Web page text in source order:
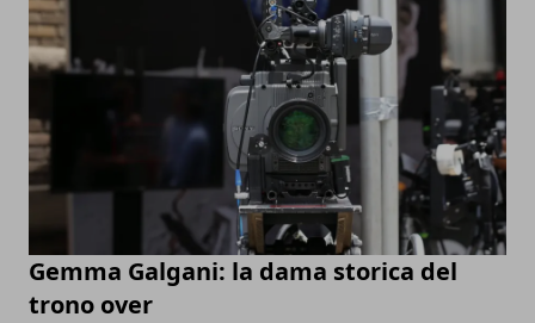
Gemma Galgani: la dama storica del
trono over